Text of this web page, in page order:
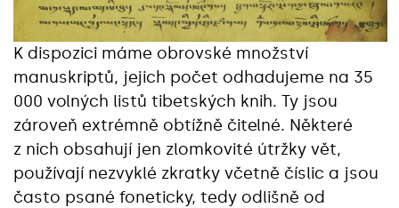
K dispozici máme obrovské množství
manuskriptů, jejich počet odhadujeme na 35
000 volných listů tibetských knih. Ty jsou
zároveň extrémně obtížně čitelné. Některé
z nich obsahují jen zlomkovité útržky vět,
používají nezvyklé zkratky včetně číslic a jsou
často psané foneticky, tedy odlišně od